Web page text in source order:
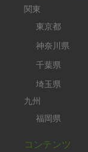
関東
東京都
神奈川県
千葉県
埼玉県
九州
福岡県
コンテンツ